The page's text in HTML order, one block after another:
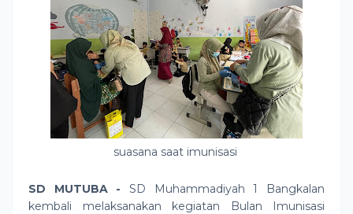
suasana saat imunisasi
SD MUTUBA - SD Muhammadiyah 1 Bangkalan
kembali melaksanakan kegiatan Bulan Imunisasi